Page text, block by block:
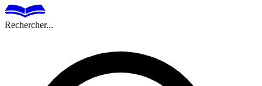
Rechercher...